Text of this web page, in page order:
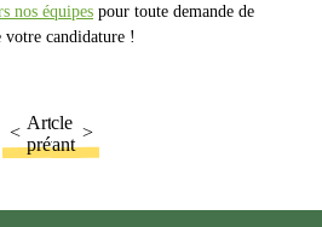
nos équipes pour toute demande de
candidature !
Article
précédent
Article
suivant